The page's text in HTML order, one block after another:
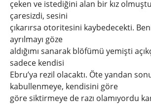
çeken ve istediğini alan bir kız
çaresizdi, sesini
çıkarırsa otoritesini kaybedecekti.
ayrılmayı göze
aldığımı sanarak blöfümü yemişti
sadece kendisi
Ebru’ya rezil olacaktı. Öte yandan
kabullenmeye, kendisini göre
göre siktirmeye de razı olamıyordu